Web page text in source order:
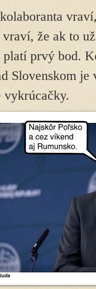
že ak to
platí prvý bod.
Slovenskom
vykrúcačky.